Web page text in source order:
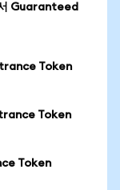
Guaranteed
Token
Token
Token